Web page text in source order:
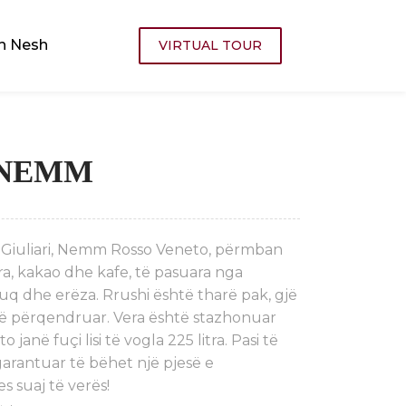
Nesh VIRTUAL TOUR
Nemm Rosso Veneto, përmban
kakao dhe kafe, të pasuara nga
dhe erëza. Rrushi është tharë pak, gjë
përqendruar. Vera është stazhonuar
janë fuçi lisi të vogla 225 litra. Pasi të
të bëhet një pjesë e
suaj të verës!